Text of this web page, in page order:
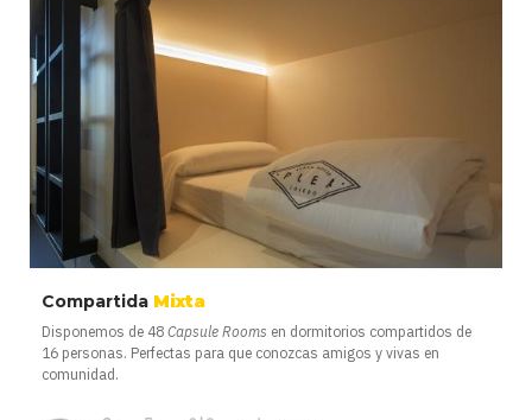
Compartida Mixta
Disponemos de 48Capsule Rooms en dormitorios compartidos de
16 personas. Perfectas para que conozcas amigos y vivas en
comunidad.